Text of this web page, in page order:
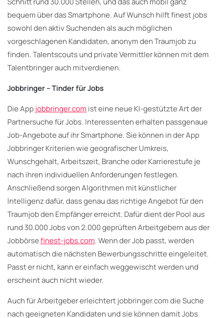
bequem über das Smartphone. Auf Wunsch hilft finest jobs
sowohl den aktiv Suchenden als auch möglichen
vorgeschlagenen Kandidaten, anonym den Traumjob zu
finden. Talentscouts und private Vermittler können mit dem
Talentbringer auch mitverdienen.
Jobbringer – Tinder für Jobs
Die Appjobbringer.com ist eine neue KI-gestützte Art der
Partnersuche für Jobs. Interessenten erhalten passgenaue
Job-Angebote auf ihr Smartphone. Sie können in der App
Jobbringer Kriterien wie geografischer Umkreis,
Wunschgehalt, Arbeitszeit, Branche oder Karrierestufe je
nach ihren individuellen Anforderungen festlegen.
Anschließend sorgen Algorithmen mit künstlicher
Intelligenz dafür, dass genau das richtige Angebot für den
Traumjob den Empfänger erreicht. Dafür dient der Pool aus
rund 30.000 Jobs von 2.000 geprüften Arbeitgebern aus der
Jobbörsefinest-jobs.com. Wenn der Job passt, werden
automatisch die nächsten Bewerbungsschritte eingeleitet.
Passt er nicht, kann er einfach weggewischt werden und
erscheint auch nicht wieder.
Auch für Arbeitgeber erleichtert jobbringer.com die Suche
nach geeigneten Kandidaten und sie können damit Jobs